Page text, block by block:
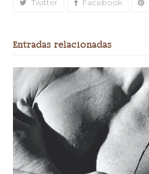
Twitter Facebook
Entradas relacionadas